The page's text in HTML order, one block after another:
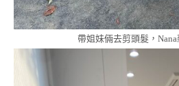
帶姐妹倆去剪頭髮，